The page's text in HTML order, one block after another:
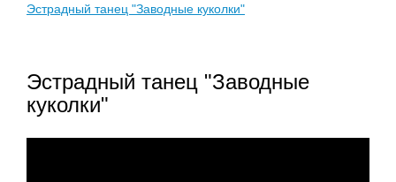
Эстрадный танец "Заводные куколки"
Эстрадный танец "Заводные
куколки"